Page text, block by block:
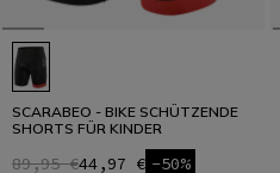
SCARABEO - BIKE SCHÜTZENDE
SHORTS FÜR KINDER
89,95 €44,97 € -50%